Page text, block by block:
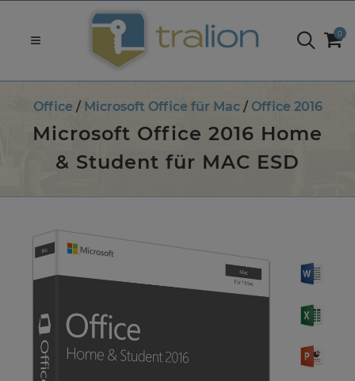
0
Office/ Microsoft Office für Mac/ Office 2016
Microsoft Office 2016 Home
& Student für MAC ESD